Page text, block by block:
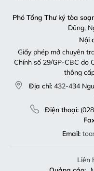
Phó Tổng Thư ký tòa
Dũng,
Nội
Giấy phép mở chuyên
Chính số 29/GP-CBC do
thông
Địa chỉ: 432-434
Điện thoại:
Email:
Liên